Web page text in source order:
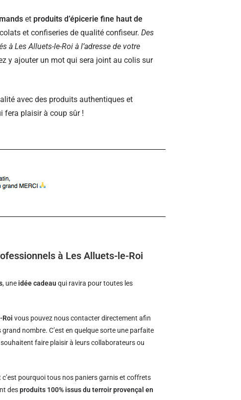
et produits d’épicerie fine haut de
et confiseries de qualité confiseur. Des
Les Alluets-le-Roi à l’adresse de votre
y ajouter un mot qui sera joint au colis sur
avec des produits authentiques et
fera plaisir à coup sûr !
à Les Alluets-le-Roi
, une idée cadeau qui ravira pour toutes les
Roi vous pouvez nous contacter directement afin
nombre. C’est en quelque sorte une parfaite
faire plaisir à leurs collaborateurs ou
pourquoi tous nos paniers garnis et coffrets
desproduits 100% issus du terroir provençal en